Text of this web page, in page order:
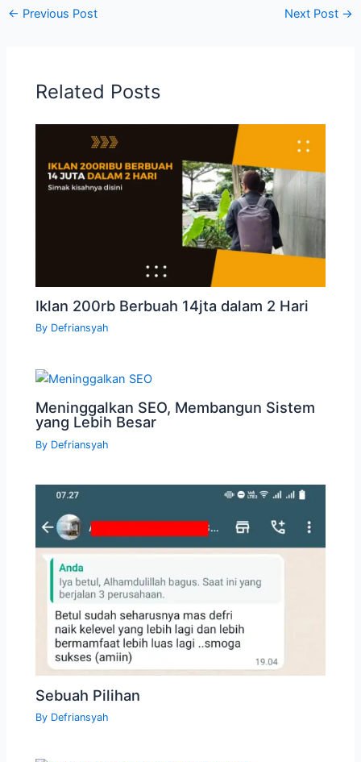
← Previous Post Next Post →
Related Posts
Iklan 200rb Berbuah 14jta dalam 2 Hari
By Defriansyah
Meninggalkan SEO, Membangun Sistem
yang Lebih Besar
By Defriansyah
Sebuah Pilihan
By Defriansyah